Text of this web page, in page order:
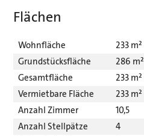
Flächen
Wohnfläche
233 m²
Grundstücksfläche
286 m²
Gesamtfläche
233 m²
Vermietbare Fläche
233 m²
Anzahl Zimmer
10,5
Anzahl Stellpätze
4